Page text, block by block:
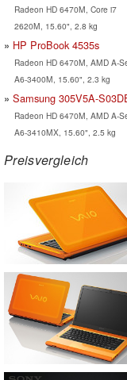
Radeon HD 6470M, Core i7
2620M, 15.60", 2.8 kg
HP ProBook 4535s
Radeon HD 6470M, AMD A-
A6-3400M, 15.60", 2.3 kg
Samsung 305V5A-
Radeon HD 6470M, AMD A-
A6-3410MX, 15.60", 2.5 kg
Preisvergleich